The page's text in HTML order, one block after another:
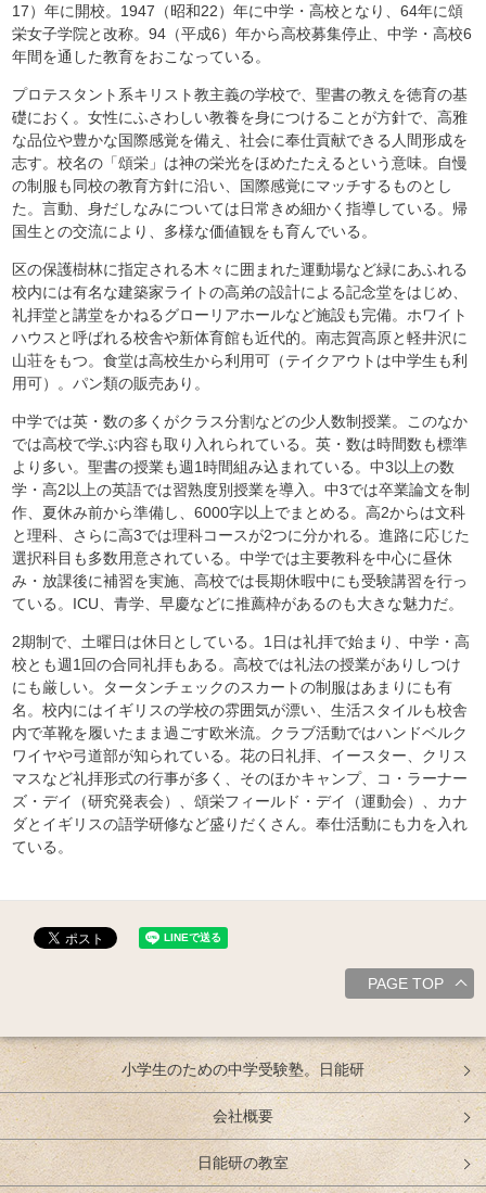
17）年に開校。1947（昭和22）年に中学・高校となり、64年に頌
栄女子学院と改称。94（平成6）年から高校募集停止、中学・高校6
年間を通した教育をおこなっている。
プロテスタント系キリスト教主義の学校で、聖書の教えを徳育の基
礎におく。女性にふさわしい教養を身につけることが方針で、高雅
な品位や豊かな国際感覚を備え、社会に奉仕貢献できる人間形成を
志す。校名の「頌栄」は神の栄光をほめたたえるという意味。自慢
の制服も同校の教育方針に沿い、国際感覚にマッチするものとし
た。言動、身だしなみについては日常きめ細かく指導している。帰
国生との交流により、多様な価値観をも育んでいる。
区の保護樹林に指定される木々に囲まれた運動場など緑にあふれる
校内には有名な建築家ライトの高弟の設計による記念堂をはじめ、
礼拝堂と講堂をかねるグローリアホールなど施設も完備。ホワイト
ハウスと呼ばれる校舎や新体育館も近代的。南志賀高原と軽井沢に
山荘をもつ。食堂は高校生から利用可（テイクアウトは中学生も利
用可）。パン類の販売あり。
中学では英・数の多くがクラス分割などの少人数制授業。このなか
では高校で学ぶ内容も取り入れられている。英・数は時間数も標準
より多い。聖書の授業も週1時間組み込まれている。中3以上の数
学・高2以上の英語では習熟度別授業を導入。中3では卒業論文を制
作、夏休み前から準備し、6000字以上でまとめる。高2からは文科
と理科、さらに高3では理科コースが2つに分かれる。進路に応じた
選択科目も多数用意されている。中学では主要教科を中心に昼休
み・放課後に補習を実施、高校では長期休暇中にも受験講習を行っ
ている。ICU、青学、早慶などに推薦枠があるのも大きな魅力だ。
2期制で、土曜日は休日としている。1日は礼拝で始まり、中学・高
校とも週1回の合同礼拝もある。高校では礼法の授業がありしつけ
にも厳しい。タータンチェックのスカートの制服はあまりにも有
名。校内にはイギリスの学校の雰囲気が漂い、生活スタイルも校舎
内で革靴を履いたまま過ごす欧米流。クラブ活動ではハンドベルク
ワイヤや弓道部が知られている。花の日礼拝、イースター、クリス
マスなど礼拝形式の行事が多く、そのほかキャンプ、コ・ラーナー
ズ・デイ（研究発表会）、頌栄フィールド・デイ（運動会）、カナ
ダとイギリスの語学研修など盛りだくさん。奉仕活動にも力を入れ
ている。
PAGE TOP
小学生のための中学受験塾。日能研
会社概要
日能研の教室